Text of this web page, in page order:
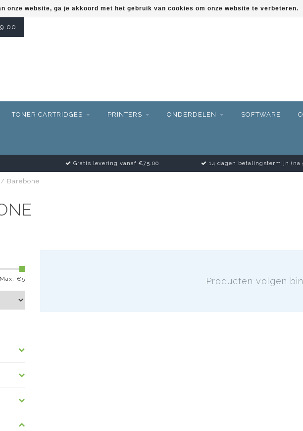
TONER CARTRIDGES PRINTERS ONDERDELEN SOFTWARE
Gratis levering vanaf €75.00 14 dagen betalingstermijn (na
/ Barebone
Max: €5 Producten volgen
onze website, ga je akkoord met het gebruik van cookies om onze website te verbeteren.